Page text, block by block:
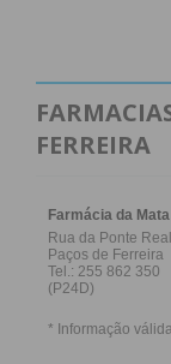
FERREIRA